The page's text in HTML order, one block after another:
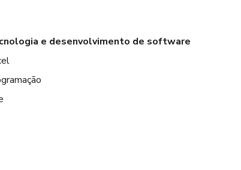
e desenvolvimento de software